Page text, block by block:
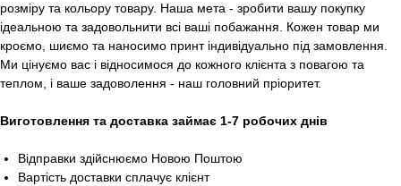
розміру та кольору товару. Наша мета - зробити вашу покупку
ідеальною та задовольнити всі ваші побажання. Кожен товар ми
кроємо, шиємо та наносимо принт індивідуально під замовлення.
Ми цінуємо вас і відносимося до кожного клієнта з повагою та
теплом, і ваше задоволення - наш головний пріоритет.
Виготовлення та доставка займає 1-7 робочих днів
Відправки здійснюємо Новою Поштою
Вартість доставки сплачує клієнт